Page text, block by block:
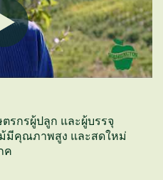
รกรผู้ปลูก และผู้บรรจุ
ม้มีคุณภาพสูง และสดใหม่
ค